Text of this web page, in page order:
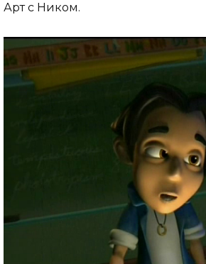
Арт с Ником.